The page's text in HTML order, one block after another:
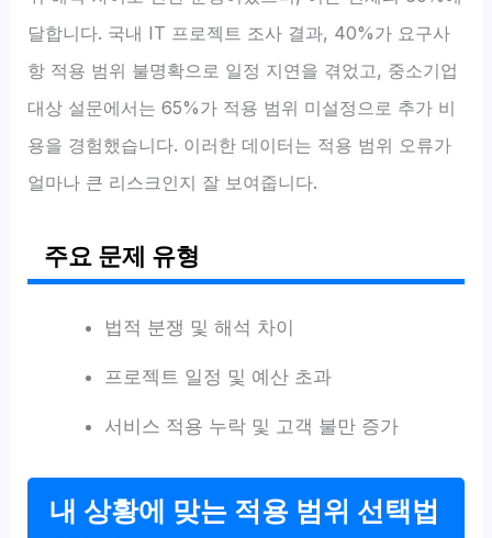
달합니다. 국내 IT 프로젝트 조사 결과, 40%가 요구사
항 적용 범위 불명확으로 일정 지연을 겪었고, 중소기업
대상 설문에서는 65%가 적용 범위 미설정으로 추가 비
용을 경험했습니다. 이러한 데이터는 적용 범위 오류가
얼마나 큰 리스크인지 잘 보여줍니다.
주요 문제 유형
법적 분쟁 및 해석 차이
프로젝트 일정 및 예산 초과
서비스 적용 누락 및 고객 불만 증가
내 상황에 맞는 적용 범위 선택법